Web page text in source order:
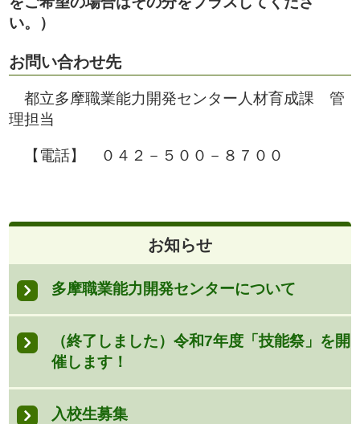
い。）
お問い合わせ先
都立多摩職業能力開発センター人材育成課 管
理担当
【電話】 ０４２－５００－８７００
お知らせ
多摩職業能力開発センターについて
（終了しました）令和7年度「技能祭」を開
催します！
入校生募集